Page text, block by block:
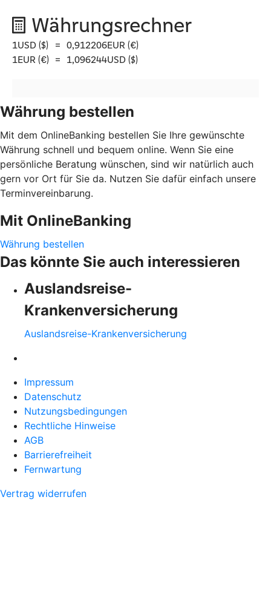
Währung bestellen
Mit dem OnlineBanking bestellen Sie Ihre gewünschte
Währung schnell und bequem online. Wenn Sie eine
persönliche Beratung wünschen, sind wir natürlich auch
gern vor Ort für Sie da. Nutzen Sie dafür einfach unsere
Terminvereinbarung.
Mit OnlineBanking
Währung bestellen
Das könnte Sie auch interessieren
Auslandsreise-
Krankenversicherung
Auslandsreise-Krankenversicherung
Impressum
Datenschutz
Nutzungsbedingungen
Rechtliche Hinweise
AGB
Barrierefreiheit
Fernwartung
Vertrag widerrufen